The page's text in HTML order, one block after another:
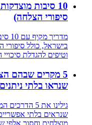
10 סיבות
סיפורי הצלחה)
בישראל, כולל
וטיפים להגדלת סיכויי
5 מקרים שבהם
שנראו בלתי
גילינו את 5
שנראים בלתי
מוצלחים וחסוך אלפי